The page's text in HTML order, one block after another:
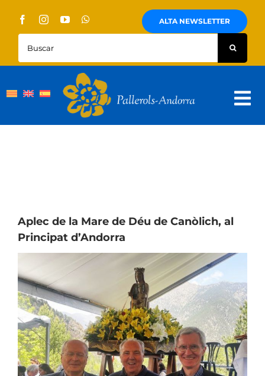
content
ALTA NEWSLETTER
Buscar:
Quienes Somos
Territorio y cultura
Agenda
Contacto
Colabora
Aplec de la Mare de Déu de Canòlich, al
Principat d’Andorra